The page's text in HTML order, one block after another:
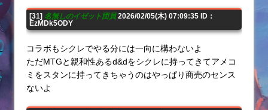
[31] 名無しのイゼット団員2026/02/05(木) 07:09:35 ID：
EzMDk5ODY
コラボもシクレでやる分には一向に構わないよ
ただMTGと親和性あるd&dをシクレに持ってきてアメコ
ミをスタンに持ってきちゃうのはやっぱり商売のセンス
ないよ